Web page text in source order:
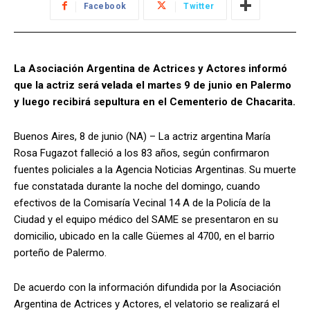
Facebook Twitter
La Asociación Argentina de Actrices y Actores informó
que la actriz será velada el martes 9 de junio en Palermo
y luego recibirá sepultura en el Cementerio de Chacarita.
Buenos Aires, 8 de junio (NA) – La actriz argentina María
Rosa Fugazot falleció a los 83 años, según confirmaron
fuentes policiales a la Agencia Noticias Argentinas. Su muerte
fue constatada durante la noche del domingo, cuando
efectivos de la Comisaría Vecinal 14 A de la Policía de la
Ciudad y el equipo médico del SAME se presentaron en su
domicilio, ubicado en la calle Güemes al 4700, en el barrio
porteño de Palermo.
De acuerdo con la información difundida por la Asociación
Argentina de Actrices y Actores, el velatorio se realizará el